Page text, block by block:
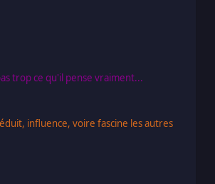
trop ce qu'il pense vraiment...
influence, voire fascine les autres